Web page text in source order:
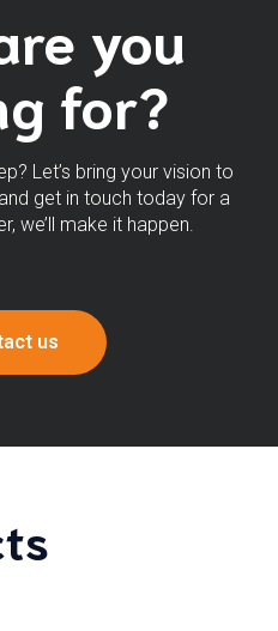
you
for?
Let’s bring your vision to
get in touch today for a
we’ll make it happen.
us